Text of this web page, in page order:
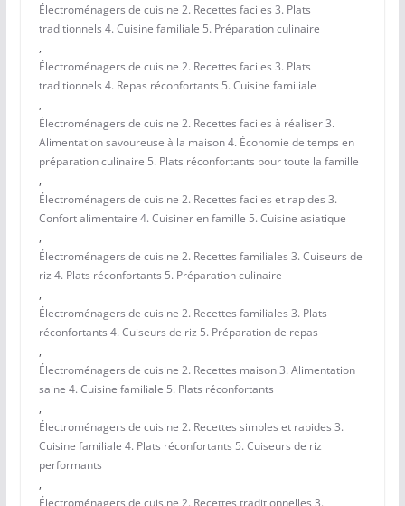
Électroménagers de cuisine 2. Recettes faciles 3. Plats
traditionnels 4. Cuisine familiale 5. Préparation culinaire
,
Électroménagers de cuisine 2. Recettes faciles 3. Plats
traditionnels 4. Repas réconfortants 5. Cuisine familiale
,
Électroménagers de cuisine 2. Recettes faciles à réaliser 3.
Alimentation savoureuse à la maison 4. Économie de temps en
préparation culinaire 5. Plats réconfortants pour toute la famille
,
Électroménagers de cuisine 2. Recettes faciles et rapides 3.
Confort alimentaire 4. Cuisiner en famille 5. Cuisine asiatique
,
Électroménagers de cuisine 2. Recettes familiales 3. Cuiseurs de
riz 4. Plats réconfortants 5. Préparation culinaire
,
Électroménagers de cuisine 2. Recettes familiales 3. Plats
réconfortants 4. Cuiseurs de riz 5. Préparation de repas
,
Électroménagers de cuisine 2. Recettes maison 3. Alimentation
saine 4. Cuisine familiale 5. Plats réconfortants
,
Électroménagers de cuisine 2. Recettes simples et rapides 3.
Cuisine familiale 4. Plats réconfortants 5. Cuiseurs de riz
performants
,
Électroménagers de cuisine 2. Recettes traditionnelles 3.